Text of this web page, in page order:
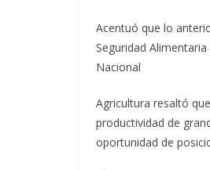
Acentuó que lo
Seguridad
Nacional
Agricultura resaltó
productividad de
oportunidad de